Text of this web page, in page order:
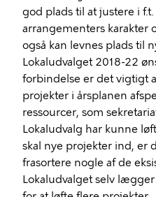
god plads til at justere i
arrangementers karakter
også kan levnes plads til
Lokaludvalget 2018-22
forbindelse er det vigtigt
projekter i årsplanen
ressourcer, som
Lokaludvalg har kunne
skal nye projekter ind, er
frasortere nogle af de
Lokaludvalget selv